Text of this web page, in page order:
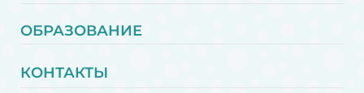
ОБРАЗОВАНИЕ
КОНТАКТЫ